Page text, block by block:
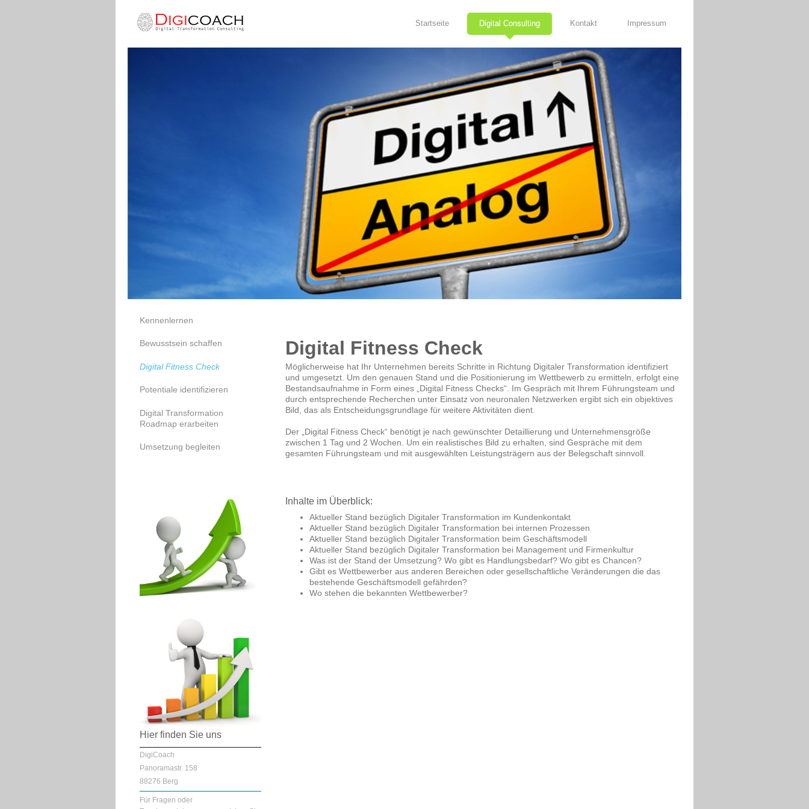
Startseite Digital Consulting Kontakt Impressum
Digital Fitness Check
Möglicherweise hat Ihr Unternehmen bereits Schritte in Richtung Digitaler Transformation identifiziert
und umgesetzt. Um den genauen Stand und die Positionierung im Wettbewerb zu ermitteln, erfolgt eine
Bestandsaufnahme in Form eines „Digital Fitness Checks“. Im Gespräch mit Ihrem Führungsteam und
durch entsprechende Recherchen unter Einsatz von neuronalen Netzwerken ergibt sich ein objektives
Bild, das als Entscheidungsgrundlage für weitere Aktivitäten dient.
Der „Digital Fitness Check“ benötigt je nach gewünschter Detaillierung und Unternehmensgröße
zwischen 1 Tag und 2 Wochen. Um ein realistisches Bild zu erhalten, sind Gespräche mit dem
gesamten Führungsteam und mit ausgewählten Leistungsträgern aus der Belegschaft sinnvoll.
Inhalte im Überblick:
Aktueller Stand bezüglich Digitaler Transformation im Kundenkontakt
Aktueller Stand bezüglich Digitaler Transformation bei internen Prozessen
Aktueller Stand bezüglich Digitaler Transformation beim Geschäftsmodell
Aktueller Stand bezüglich Digitaler Transformation bei Management und Firmenkultur
Was ist der Stand der Umsetzung? Wo gibt es Handlungsbedarf? Wo gibt es Chancen?
Gibt es Wettbewerber aus anderen Bereichen oder gesellschaftliche Veränderungen die das
bestehende Geschäftsmodell gefährden?
Wo stehen die bekannten Wettbewerber?
Kennenlernen
Bewusstsein schaffen
Digital Fitness Check
Potentiale identifizieren
Digital Transformation
Roadmap erarbeiten
Umsetzung begleiten
Hier finden Sie uns
DigiCoach
Panoramastr. 158
88276 Berg
Für Fragen oder